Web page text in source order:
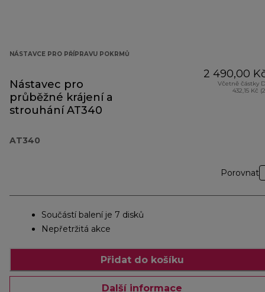
NÁSTAVCE PRO PŘÍPRAVU POKRMŮ
Nástavec pro
průběžné krájení a
strouhání AT340
AT340
2 490,00
Včetně částky
432,15 Kč
Porovnat
Součástí balení je 7 disků
Nepřetržitá akce
Přidat do košíku
Další informace